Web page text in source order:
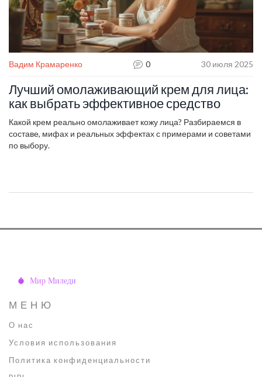
Вадим Крамаренко 0 30 июля 2025
Лучший омолаживающий крем для лица:
как выбрать эффективное средство
Какой крем реально омолаживает кожу лица? Разбираемся в
составе, мифах и реальных эффектах с примерами и советами
по выбору.
МЕНЮ
О нас
Условия использования
Политика конфиденциальности